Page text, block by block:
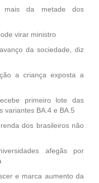
mais da metade dos
virar ministro
da sociedade, diz
a criança exposta a
primeiro lote das
variantes BA.4 e BA.5
dos brasileiros não
afegãs por
e marca aumento da